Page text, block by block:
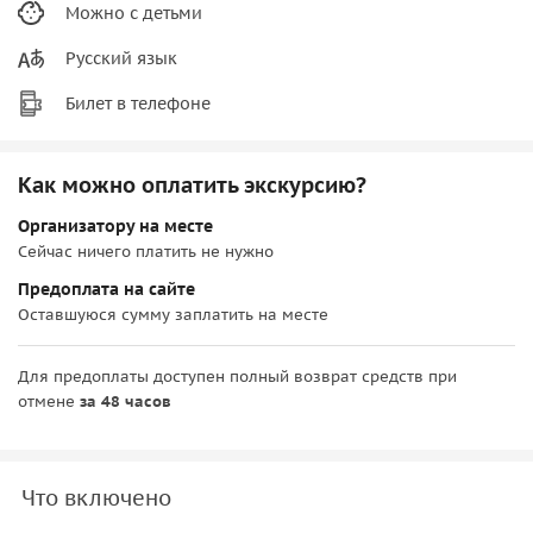
Можно с детьми
Русский язык
Билет в телефоне
Как можно оплатить экскурсию?
Организатору на месте
Сейчас ничего платить не нужно
Предоплата на сайте
Оставшуюся сумму заплатить на месте
Для предоплаты доступен полный возврат средств при
отмене за 48 часов
Что включено